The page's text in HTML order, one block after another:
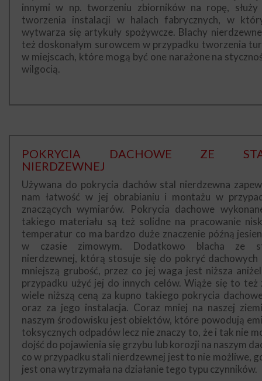
innymi w np. tworzeniu zbiorników na ropę,
tworzenia instalacji w halach fabrycznych, w
wytwarza się artykuły spożywcze. Blachy
też doskonałym surowcem w przypadku tworzenia
w miejscach, które mogą być one narażone na
wilgocią.
POKRYCIA DACHOWE ZE
NIERDZEWNEJ
Używana do pokrycia dachów stal nierdzewna
nam łatwość w jej obrabianiu i montażu w
znaczących wymiarów. Pokrycia dachowe
takiego materiału są też solidne na pracowanie
temperatur co ma bardzo duże znaczenie późną
w czasie zimowym. Dodatkowo blacha ze
nierdzewnej, którą stosuje się do pokryć dachowych
mniejszą grubość, przez co jej waga jest niższa
przypadku użyć jej do innych celów. Wiąże się to też
wiele niższą ceną za kupno takiego pokrycia
oraz za jego instalacja. Coraz mniej na naszej
naszym środowisku jest obiektów, które powodują
toksycznych odpadów lecz nie znaczy to, że i tak nie
dojść do pojawienia się grzybu lub korozji na naszym
co w przypadku stali nierdzewnej jest to nie możliwe,
jest ona wytrzymała na działanie tego typu czynników.